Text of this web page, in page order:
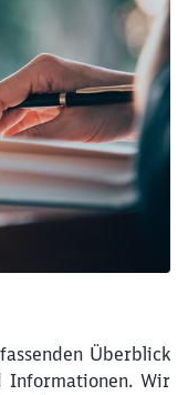
Überblick
Informationen. Wir